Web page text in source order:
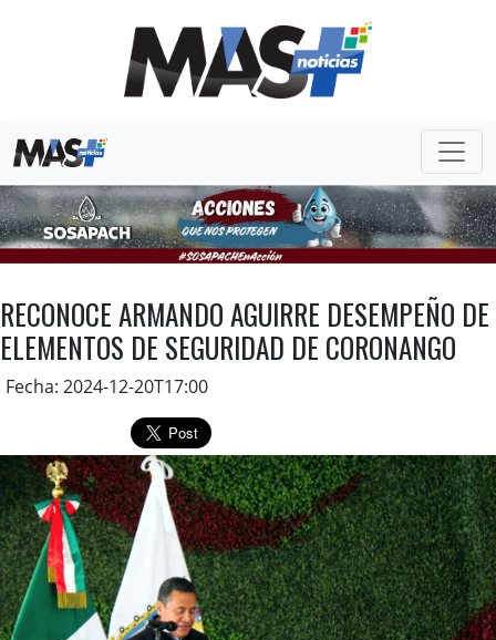
RECONOCE ARMANDO AGUIRRE DESEMPEÑO DE
ELEMENTOS DE SEGURIDAD DE CORONANGO
Fecha: 2024-12-20T17:00